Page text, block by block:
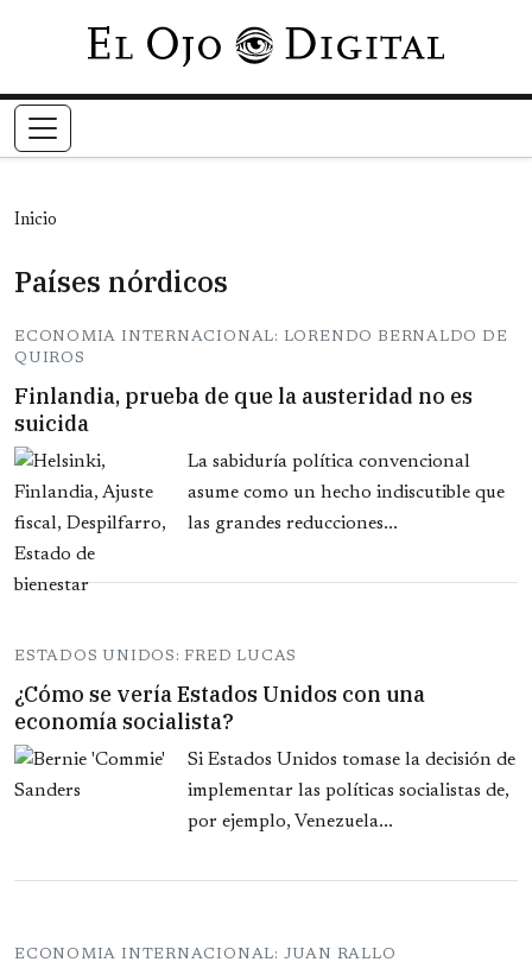
Pasar al contenido principal
Inicio
Países nórdicos
ECONOMIA INTERNACIONAL: LORENDO BERNALDO DE
QUIROS
Finlandia, prueba de que la austeridad no es
suicida
La sabiduría política convencional
asume como un hecho indiscutible que
las grandes reducciones...
ESTADOS UNIDOS: FRED LUCAS
¿Cómo se vería Estados Unidos con una
economía socialista?
Si Estados Unidos tomase la decisión de
implementar las políticas socialistas de,
por ejemplo, Venezuela...
ECONOMIA INTERNACIONAL: JUAN RALLO